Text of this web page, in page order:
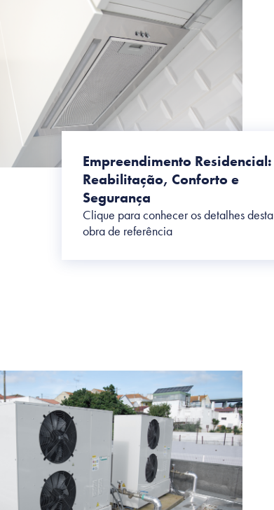
Empreendimento Residencial:
Reabilitação, Conforto e
Segurança
Clique para conhecer os detalhes desta
obra de referência